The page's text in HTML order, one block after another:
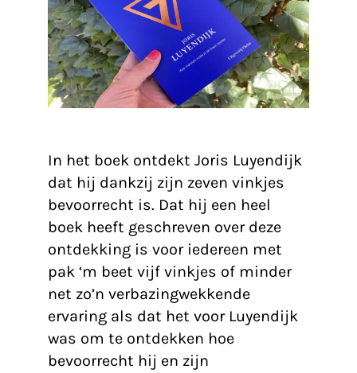
In het boek ontdekt Joris Luyendijk
dat hij dankzij zijn zeven vinkjes
bevoorrecht is. Dat hij een heel
boek heeft geschreven over deze
ontdekking is voor iedereen met
pak ‘m beet vijf vinkjes of minder
net zo’n verbazingwekkende
ervaring als dat het voor Luyendijk
was om te ontdekken hoe
bevoorrecht hij en zijn